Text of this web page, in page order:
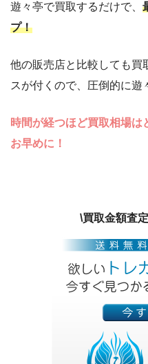
遊々亭で買取するだけで、
プ！
他の販売店と比較しても買
スが付くので、圧倒的に遊
時間が経つほど買取相場は
お早めに！
\買取金額査